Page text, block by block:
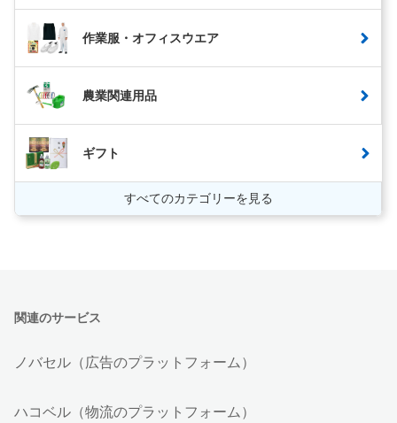
作業服・オフィスウエア
農業関連用品
ギフト
すべてのカテゴリーを見る
関連のサービス
ノバセル（広告のプラットフォーム）
ハコベル（物流のプラットフォーム）